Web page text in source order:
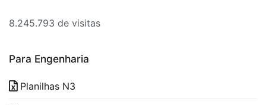
8.245.793 de visitas
Para Engenharia
Planilhas N3